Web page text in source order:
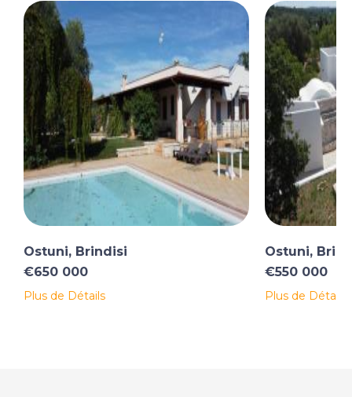
Ostuni, Brindisi
€650 000
Plus de Détails
Ostuni,
€550 000
Plus de Détails